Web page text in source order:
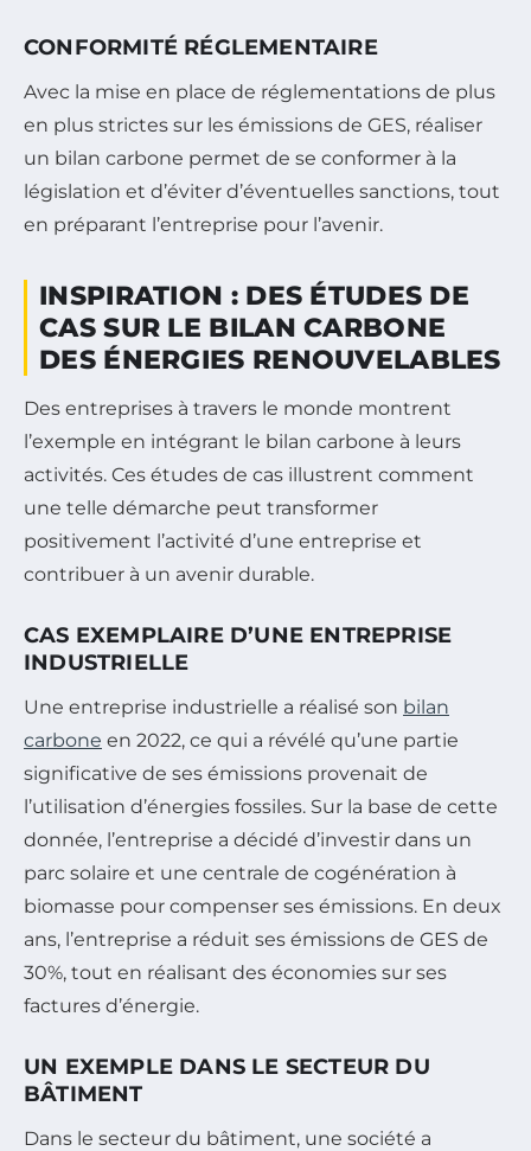
CONFORMITÉ RÉGLEMENTAIRE
Avec la mise en place de réglementations de plus
en plus strictes sur les émissions de GES, réaliser
un bilan carbone permet de se conformer à la
législation et d’éviter d’éventuelles sanctions, tout
en préparant l’entreprise pour l’avenir.
INSPIRATION : DES ÉTUDES DE
CAS SUR LE BILAN CARBONE
DES ÉNERGIES RENOUVELABLES
Des entreprises à travers le monde montrent
l’exemple en intégrant le bilan carbone à leurs
activités. Ces études de cas illustrent comment
une telle démarche peut transformer
positivement l’activité d’une entreprise et
contribuer à un avenir durable.
CAS EXEMPLAIRE D’UNE ENTREPRISE
INDUSTRIELLE
Une entreprise industrielle a réalisé son bilan
carbone en 2022, ce qui a révélé qu’une partie
significative de ses émissions provenait de
l’utilisation d’énergies fossiles. Sur la base de cette
donnée, l’entreprise a décidé d’investir dans un
parc solaire et une centrale de cogénération à
biomasse pour compenser ses émissions. En deux
ans, l’entreprise a réduit ses émissions de GES de
30%, tout en réalisant des économies sur ses
factures d’énergie.
UN EXEMPLE DANS LE SECTEUR DU
BÂTIMENT
Dans le secteur du bâtiment, une société a